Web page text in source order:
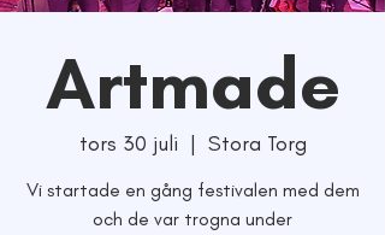
Artmade
tors 30 juli
  |
Stora Torg
Vi startade en gång festivalen med dem
och de var trogna under